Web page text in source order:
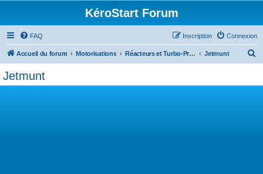
KéroStart Forum
FAQ Connexion
Inscription
Accueil du forum Motorisations Réacteurs et Turbo-Propulseurs Jetmunt
Jetmunt